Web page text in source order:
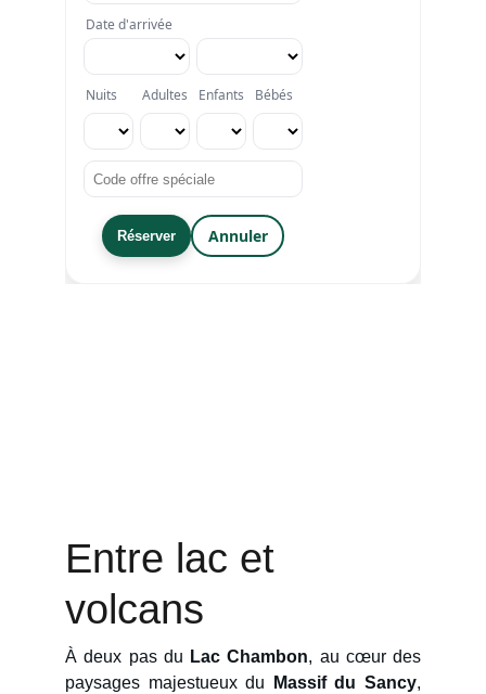
Entre lac et
volcans
À deux pas du Lac Chambon, au cœur des
paysages majestueux du
Massif du Sancy,